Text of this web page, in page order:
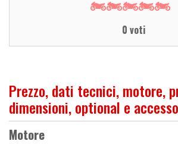
0 voti
Prezzo, dati tecnici, motore,
dimensioni, optional e
Motore